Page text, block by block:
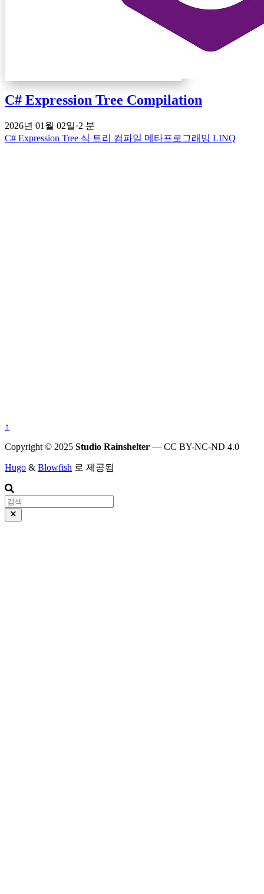
C# Expression Tree Compilation
2026년 01월 02일·2 분
C# Expression Tree 식 트리 컴파일 메타프로그래밍 LINQ
↑
Copyright © 2025 Studio Rainshelter — CC BY-NC-ND 4.0
Hugo & Blowfish 로 제공됨